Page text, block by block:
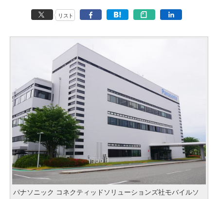
リスト
パナソニック コネクティッドソリューションズ社モバイルソ